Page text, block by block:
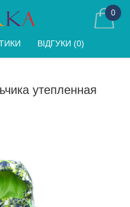
0
утепленная
ВІДГУКИ (0)